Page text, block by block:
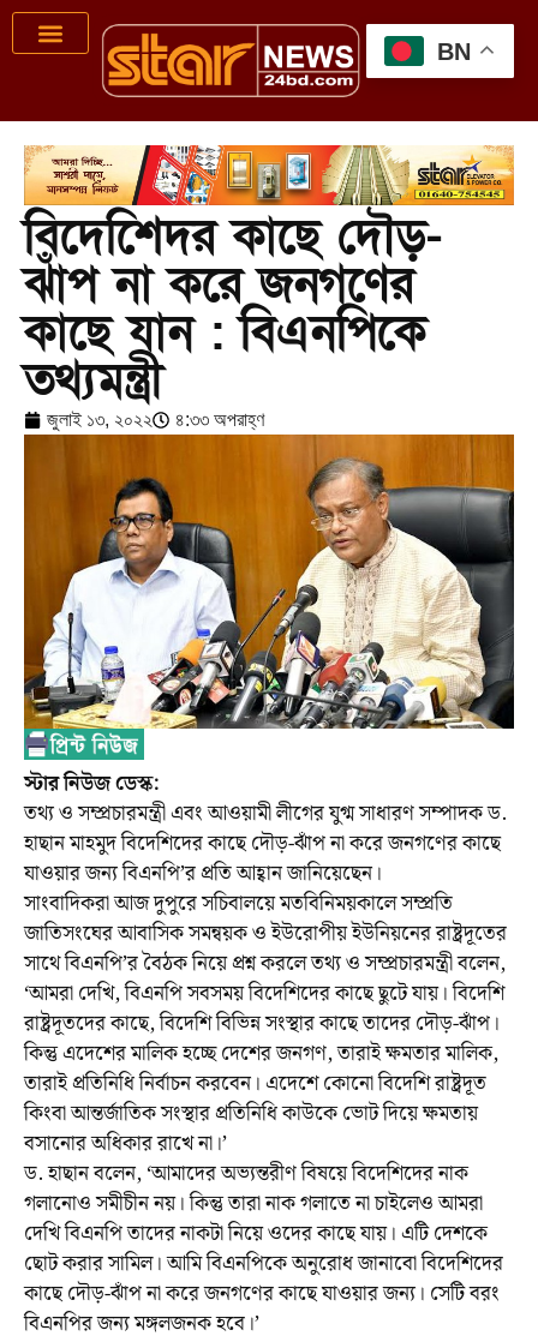
বিদেশিেদর কাছে দৌড়-
ঝাঁপ না করে জনগণের
কাছে যান : বিএনপিকে
তথ্যমন্ত্রী
জুলাই ১৩, ২০২২ ৪:৩৩ অপরাহ্ণ
স্টার নিউজ ডেস্ক:
তথ্য ও সম্প্রচারমন্ত্রী এবং আওয়ামী লীগের যুগ্ম সাধারণ সম্পাদক ড.
হাছান মাহমুদ বিদেশিদের কাছে দৌড়-ঝাঁপ না করে জনগণের কাছে
যাওয়ার জন্য বিএনপি’র প্রতি আহ্বান জানিয়েছেন।
সাংবাদিকরা আজ দুপুরে সচিবালয়ে মতবিনিময়কালে সম্প্রতি
জাতিসংঘের আবাসিক সমন্বয়ক ও ইউরোপীয় ইউনিয়নের রাষ্ট্রদূতের
সাথে বিএনপি’র বৈঠক নিয়ে প্রশ্ন করলে তথ্য ও সম্প্রচারমন্ত্রী বলেন,
‘আমরা দেখি, বিএনপি সবসময় বিদেশিদের কাছে ছুটে যায়। বিদেশি
রাষ্ট্রদূতদের কাছে, বিদেশি বিভিন্ন সংস্থার কাছে তাদের দৌড়-ঝাঁপ।
কিন্তু এদেশের মালিক হচ্ছে দেশের জনগণ, তারাই ক্ষমতার মালিক,
তারাই প্রতিনিধি নির্বাচন করবেন। এদেশে কোনো বিদেশি রাষ্ট্রদূত
কিংবা আন্তর্জাতিক সংস্থার প্রতিনিধি কাউকে ভোট দিয়ে ক্ষমতায়
বসানোর অধিকার রাখে না।’
ড. হাছান বলেন, ‘আমাদের অভ্যন্তরীণ বিষয়ে বিদেশিদের নাক
গলানোও সমীচীন নয়। কিন্তু তারা নাক গলাতে না চাইলেও আমরা
দেখি বিএনপি তাদের নাকটা নিয়ে ওদের কাছে যায়। এটি দেশকে
ছোট করার সামিল। আমি বিএনপিকে অনুরোধ জানাবো বিদেশিদের
কাছে দৌড়-ঝাঁপ না করে জনগণের কাছে যাওয়ার জন্য। সেটি বরং
বিএনপির জন্য মঙ্গলজনক হবে।’
BN